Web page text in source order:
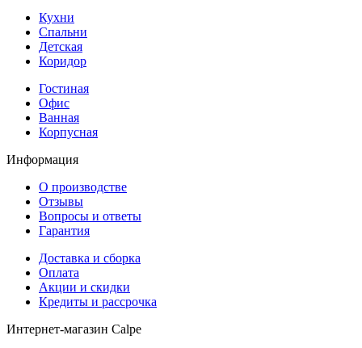
Кухни
Спальни
Детская
Коридор
Гостиная
Офис
Ванная
Корпусная
Информация
О производстве
Отзывы
Вопросы и ответы
Гарантия
Доставка и сборка
Оплата
Акции и скидки
Кредиты и рассрочка
Интернет-магазин Calpe